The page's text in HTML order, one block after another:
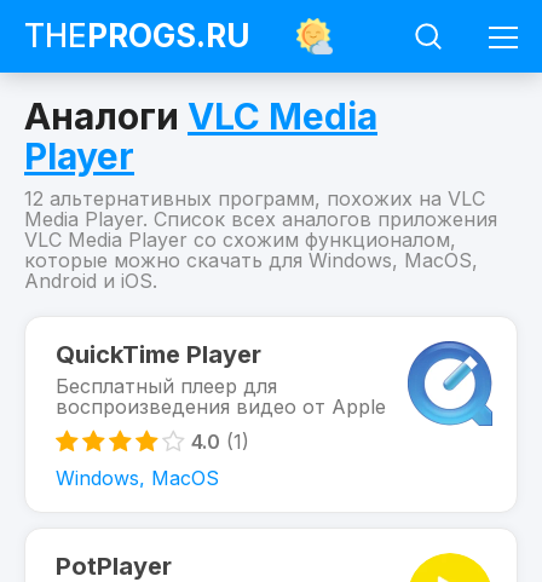
THEPROGS.RU
Аналоги VLC Media
Player
12 альтернативных программ, похожих на VLC
Media Player. Список всех аналогов приложения
VLC Media Player со схожим функционалом,
которые можно скачать для Windows, MacOS,
Android и iOS.
VLC
Media
Player
Похожие
VLC
Media
Player
QuickTime Player
Бесплатный плеер для
воспроизведения видео от Apple
4.0 (1)
Windows, MacOS
PotPlayer